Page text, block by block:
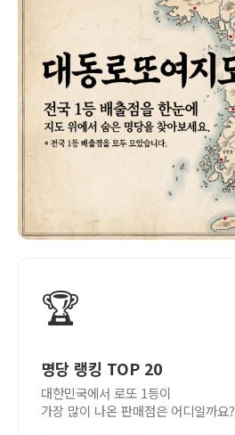
🏆
명당 랭킹 TOP 20
대한민국에서 로또 1등이
가장 많이 나온 판매점은 어디일까요?